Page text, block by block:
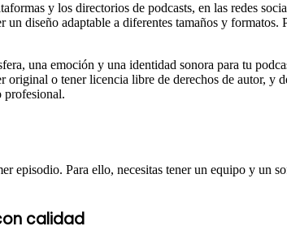
y los directorios de podcasts, en las redes
diseño adaptable a diferentes tamaños y
una emoción y una identidad sonora para tu
o tener licencia libre de derechos de autor, y
profesional.
episodio. Para ello, necesitas tener un equipo y un
calidad